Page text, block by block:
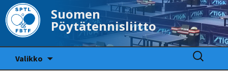
Suomen
Pöytätennisliitto
Valikko
Haku: